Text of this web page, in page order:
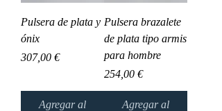
Pulsera de plata y
ónix
Precio
307,00 €
Agregar al
Pulsera brazalete
de plata tipo armis
para hombre
Precio
254,00 €
Agregar al